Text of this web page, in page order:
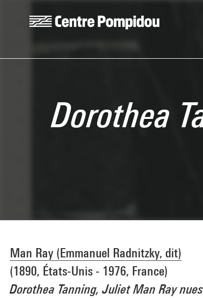
Dorothea
Man Ray (Emmanuel Radnitzky, dit)
(1890, États-Unis - 1976, France)
Dorothea Tanning, Juliet Man Ray nues